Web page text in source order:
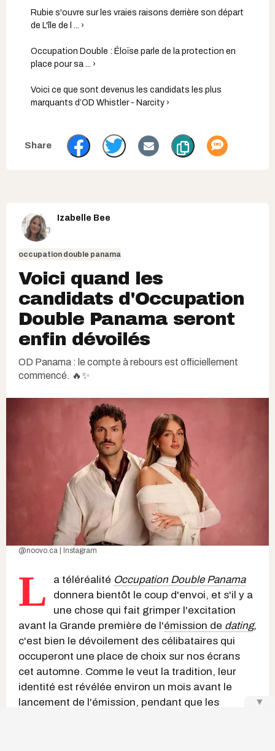
Rubie s'ouvre sur les vraies raisons derrière son départ
de L'île de l ... ›
Occupation Double : Éloïse parle de la protection en
place pour sa ... ›
Voici ce que sont devenus les candidats les plus
marquants d’OD Whistler - Narcity ›
Izabelle Bee
occupation double panama
Voici quand les
candidats d'Occupation
Double Panama seront
enfin dévoilés
OD Panama : le compte à rebours est officiellement
commencé. 🔥✨
@noovo.ca | Instagram
L a téléréalité Occupation Double Panama
donnera bientôt le coup d'envoi, et s'il y a
une chose qui fait grimper l'excitation
avant la Grande première de l'émission de dating,
c'est bien le dévoilement des célibataires qui
occuperont une place de choix sur nos écrans
cet automne. Comme le veut la tradition, leur
identité est révélée environ un mois avant le
lancement de l'émission, pendant que les
▼